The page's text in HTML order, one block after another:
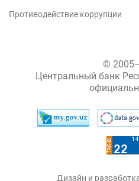
Противодействие коррупции
©
Центральный банк
Дизайн и